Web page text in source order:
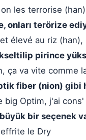
les terrorise
onları terörize
élevé au riz
pirince
ça va vite comme
fiber (nion) gibi
big Optim, j'ai
bir seçenek
le Dry